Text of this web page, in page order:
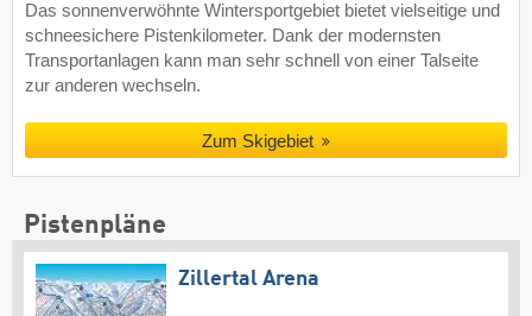
Das sonnenverwöhnte Wintersportgebiet bietet vielseitige und
schneesichere Pistenkilometer. Dank der modernsten
Transportanlagen kann man sehr schnell von einer Talseite
zur anderen wechseln.
Zum Skigebiet
Pistenpläne
Zillertal Arena